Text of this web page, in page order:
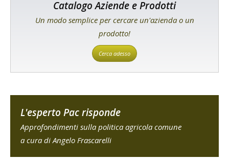
Catalogo Aziende e Prodotti
Un modo semplice per cercare un'azienda o un
prodotto!
Cerca adesso
L'esperto Pac risponde
Approfondimenti sulla politica agricola comune
a cura di Angelo Frascarelli